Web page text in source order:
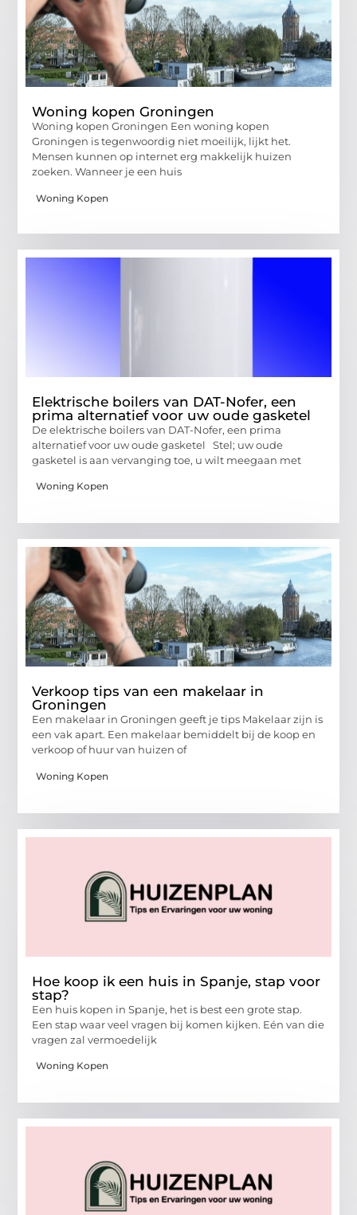
Woning kopen Groningen
Woning kopen Groningen Een woning kopen
Groningen is tegenwoordig niet moeilijk, lijkt het.
Mensen kunnen op internet erg makkelijk huizen
zoeken. Wanneer je een huis
Woning Kopen
Elektrische boilers van DAT-Nofer, een
prima alternatief voor uw oude gasketel
De elektrische boilers van DAT-Nofer, een prima
alternatief voor uw oude gasketel Stel; uw oude
gasketel is aan vervanging toe, u wilt meegaan met
Woning Kopen
Verkoop tips van een makelaar in
Groningen
Een makelaar in Groningen geeft je tips Makelaar zijn is
een vak apart. Een makelaar bemiddelt bij de koop en
verkoop of huur van huizen of
Woning Kopen
Hoe koop ik een huis in Spanje, stap voor
stap?
Een huis kopen in Spanje, het is best een grote stap.
Een stap waar veel vragen bij komen kijken. Eén van die
vragen zal vermoedelijk
Woning Kopen